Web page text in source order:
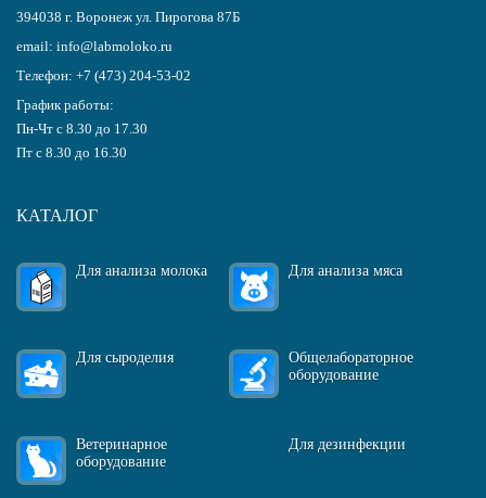
394038 г. Воронеж ул. Пирогова 87Б
email: info@labmoloko.ru
Телефон: +7 (473) 204-53-02
График работы:
Пн-Чт с 8.30 до 17.30
Пт с 8.30 до 16.30
КАТАЛОГ
Для анализа молока Для анализа мяса
Для сыроделия
Общелабораторное
оборудование
Ветеринарное
оборудование
Для дезинфекции